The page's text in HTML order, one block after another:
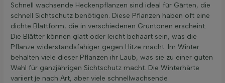
Schnell wachsende Heckenpflanzen sind ideal für Gärten, die
schnell Sichtschutz benötigen. Diese Pflanzen haben oft eine
dichte Blattform, die in verschiedenen Grüntönen erscheint.
Die Blätter können glatt oder leicht behaart sein, was die
Pflanze widerstandsfähiger gegen Hitze macht. Im Winter
behalten viele dieser Pflanzen ihr Laub, was sie zu einer guten
Wahl für ganzjährigen Sichtschutz macht. Die Winterhärte
variiert je nach Art, aber viele schnellwachsende